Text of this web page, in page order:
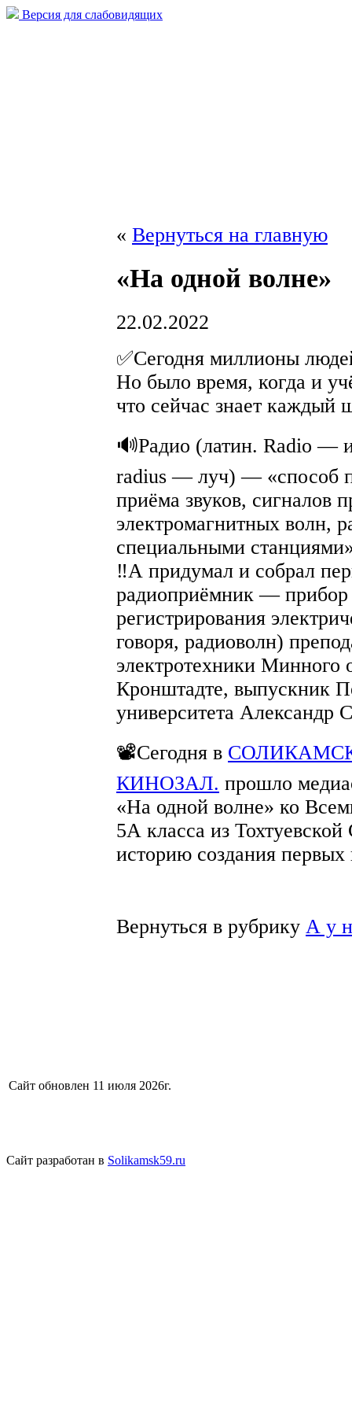
Версия для слабовидящих
« Вернуться на главную
«На одной волне»
22.02.2022
✅Сегодня миллионы
Но было время, когда и
что сейчас знает каждый
🔊Радио (латин. Radio —
radius — луч) — «способ
приёма звуков, сигналов
электромагнитных волн,
специальными
‼А придумал и собрал
радиоприёмник — прибор
регистрирования
говоря, радиоволн)
электротехники Минного
Кронштадте, выпускник
университета Александр
📽Сегодня в
КИНОЗАЛ. прошло
«На одной волне» ко
5А класса из
историю создания
Вернуться в рубрику А у
Сайт обновлен 11 июля 2026г.
Сайт разработан в Solikamsk59.ru